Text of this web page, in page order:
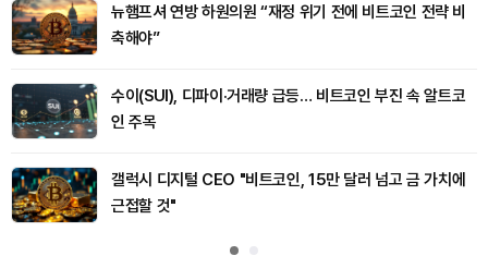
뉴햄프셔 연방 하원의원 “재정 위기 전에 비트코인 전략 비
축해야”
수이(SUI), 디파이·거래량 급등… 비트코인 부진 속 알트코
인 주목
갤럭시 디지털 CEO "비트코인, 15만 달러 넘고 금 가치에
근접할 것"